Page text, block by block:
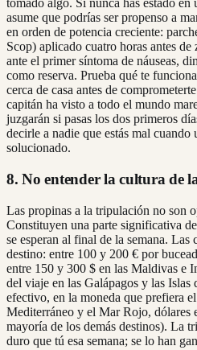
tomado algo. Si nunca has estado en
asume que podrías ser propenso a
en orden de potencia creciente:
Scop) aplicado cuatro horas antes
ante el primer síntoma de náuseas,
como reserva. Prueba qué te
cerca de casa antes de
capitán ha visto a todo el mundo
juzgarán si pasas los dos primeros
decirle a nadie que estás mal cuando
solucionado.
8. No entender la cultura de
Las propinas a la tripulación no son
Constituyen una parte significativa
se esperan al final de la semana. Las
destino: entre 100 y 200 € por
entre 150 y 300 $ en las Maldivas e
del viaje en las Galápagos y las
efectivo, en la moneda que prefiera
Mediterráneo y el Mar Rojo, dólares
mayoría de los demás destinos). La
duro que tú esa semana; se lo han